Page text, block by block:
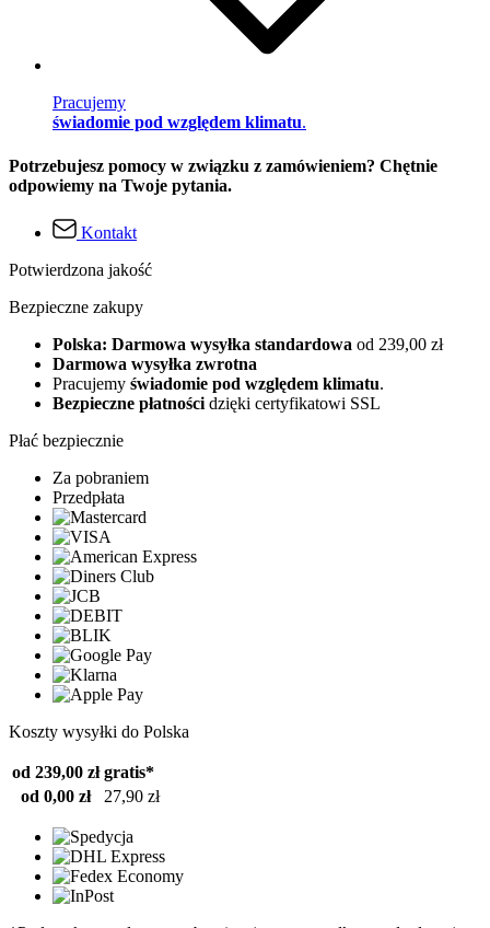
Pracujemy
świadomie pod względem klimatu.
Potrzebujesz pomocy w związku z zamówieniem? Chętnie
odpowiemy na Twoje pytania.
Kontakt
Potwierdzona jakość
Bezpieczne zakupy
Polska: Darmowa wysyłka standardowa od 239,00 zł
Darmowa wysyłka zwrotna
Pracujemy świadomie pod względem klimatu.
Bezpieczne płatności dzięki certyfikatowi SSL
Płać bezpiecznie
Za pobraniem
Przedpłata
Koszty wysyłki do Polska
od 239,00 zł gratis*
od 0,00 zł
27,90 zł